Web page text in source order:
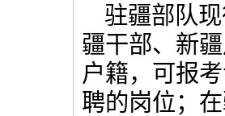
驻疆部队
疆干部、新
户籍，可报
聘的岗位；